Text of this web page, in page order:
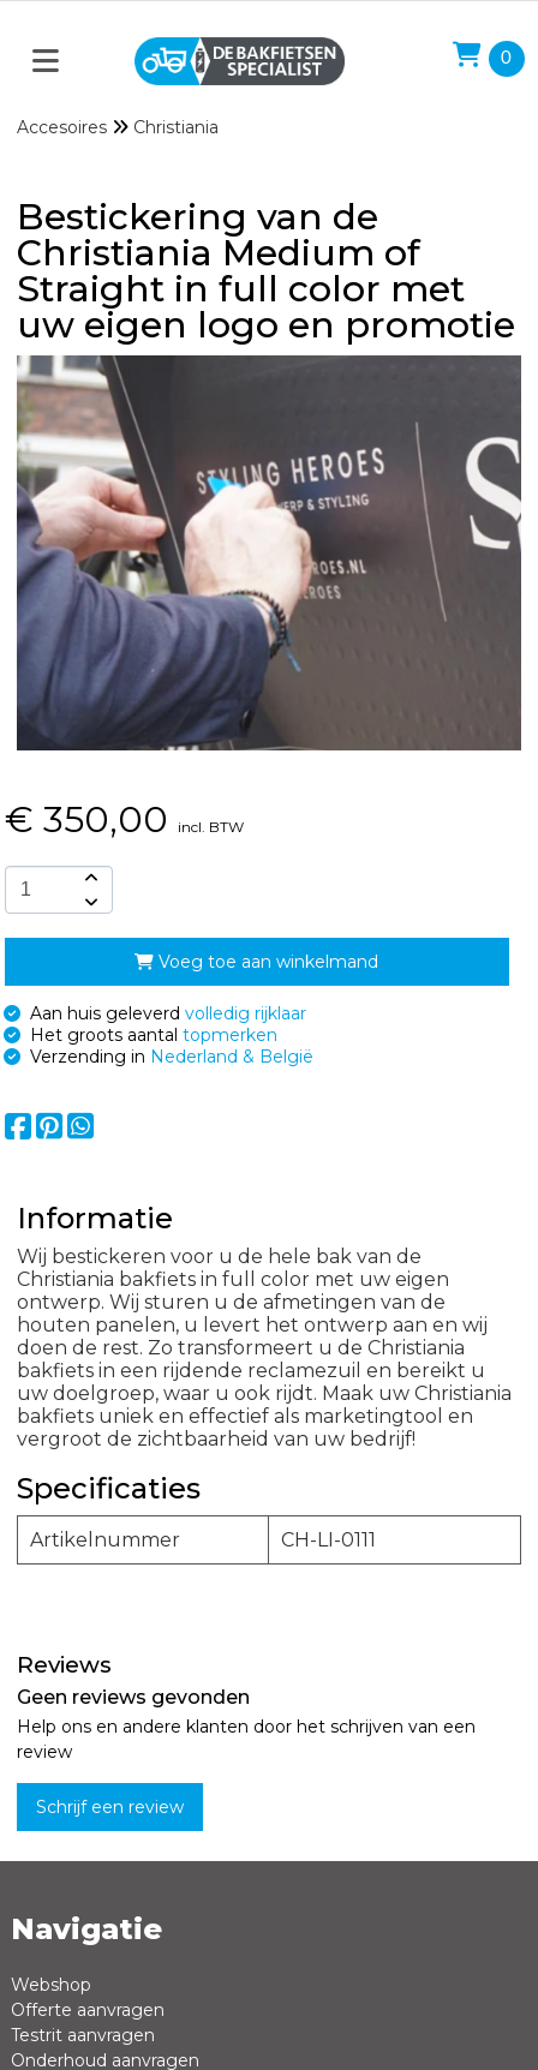
0
Accesoires Christiania
Bestickering van de
Christiania Medium of
Straight in full color met
uw eigen logo en promotie
€ 350,00 incl. BTW
Voeg toe aan winkelmand
Aan huis geleverd volledig rijklaar
Het groots aantal topmerken
Verzending in Nederland & België
Informatie
Wij bestickeren voor u de hele bak van de
Christiania bakfiets in full color met uw eigen
ontwerp. Wij sturen u de afmetingen van de
houten panelen, u levert het ontwerp aan en wij
doen de rest. Zo transformeert u de Christiania
bakfiets in een rijdende reclamezuil en bereikt u
uw doelgroep, waar u ook rijdt. Maak uw Christiania
bakfiets uniek en effectief als marketingtool en
vergroot de zichtbaarheid van uw bedrijf!
Specificaties
Artikelnummer CH-LI-0111
Reviews
Geen reviews gevonden
Help ons en andere klanten door het schrijven van een
review
Schrijf een review
Naam *
Review *
Navigatie
Webshop
Offerte aanvragen
Testrit aanvragen
Onderhoud aanvragen